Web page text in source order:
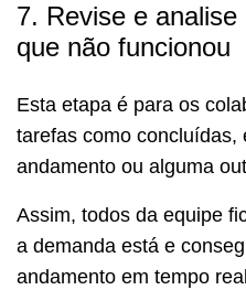
7. Revise e
que não funcionou
Esta etapa é para os
tarefas como concluídas,
andamento ou alguma
Assim, todos da equipe
a demanda está e
andamento em tempo